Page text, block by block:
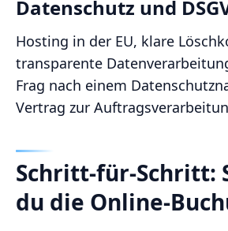
Datenschutz und
Hosting in der EU, klare
transparente
Frag nach einem
Vertrag zur
Schritt‑für‑Schritt:
du die